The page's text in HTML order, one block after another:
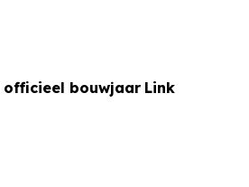
officieel bouwjaar Link